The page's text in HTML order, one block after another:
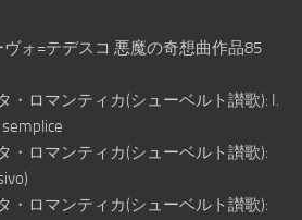
ォ=テデスコ 悪魔の奇想曲作品85
・ロマンティカ(シューベルト讃歌): I.
・ロマンティカ(シューベルト讃歌):
・ロマンティカ(シューベルト讃歌):